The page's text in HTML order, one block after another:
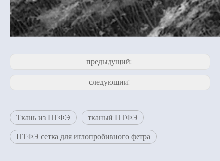
предыдущий:
следующий:
Ткань из ПТФЭ
тканый ПТФЭ
ПТФЭ сетка для иглопробивного фетра